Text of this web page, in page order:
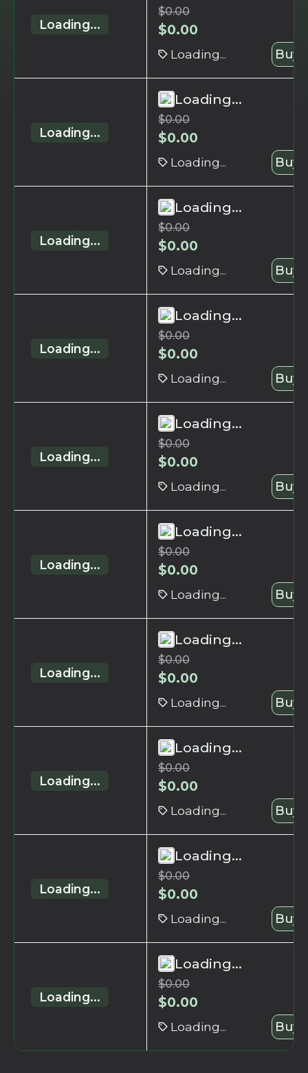
Loading...
$0.00
$0.00
Loading... Buy
Loading...
Loading...
$0.00
$0.00
Loading... Buy
Loading...
Loading...
$0.00
$0.00
Loading... Buy
Loading...
Loading...
$0.00
$0.00
Loading... Buy
Loading...
Loading...
$0.00
$0.00
Loading... Buy
Loading...
Loading...
$0.00
$0.00
Loading... Buy
Loading...
Loading...
$0.00
$0.00
Loading... Buy
Loading...
Loading...
$0.00
$0.00
Loading... Buy
Loading...
Loading...
$0.00
$0.00
Loading... Buy
Loading...
Loading...
$0.00
$0.00
Loading... Buy